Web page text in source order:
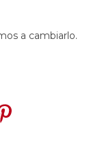
a cambiarlo.